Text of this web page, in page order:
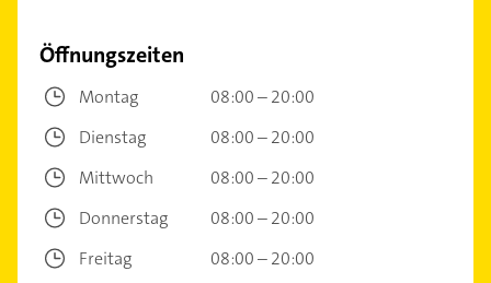
Öffnungszeiten
Montag
08:00 – 20:00
Dienstag
08:00 – 20:00
Mittwoch
08:00 – 20:00
Donnerstag
08:00 – 20:00
Freitag
08:00 – 20:00